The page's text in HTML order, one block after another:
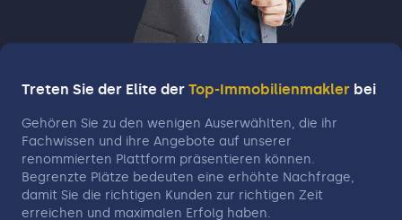
Treten Sie der Elite der Top-Immobilienmakler bei
Gehören Sie zu den wenigen Auserwählten, die ihr
Fachwissen und ihre Angebote auf unserer
renommierten Plattform präsentieren können.
Begrenzte Plätze bedeuten eine erhöhte Nachfrage,
damit Sie die richtigen Kunden zur richtigen Zeit
erreichen und maximalen Erfolg haben.